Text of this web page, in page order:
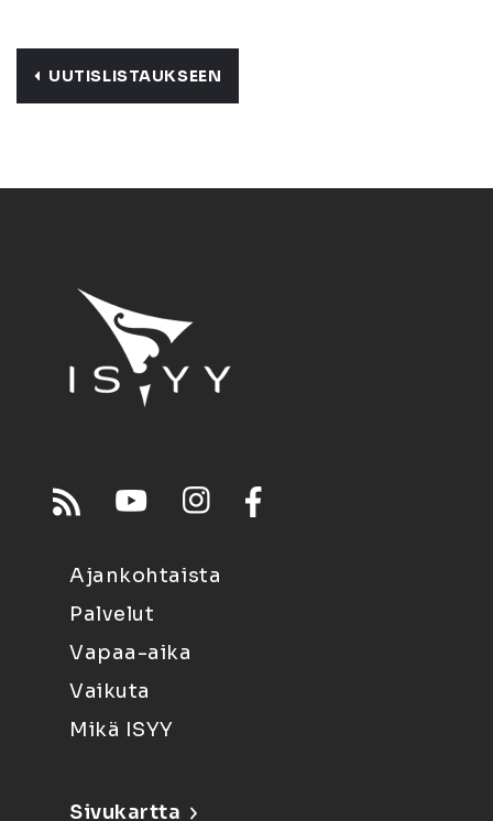
UUTISLISTAUKSEEN
Ajankohtaista
Palvelut
Vapaa-aika
Vaikuta
Mikä ISYY
Sivukartta